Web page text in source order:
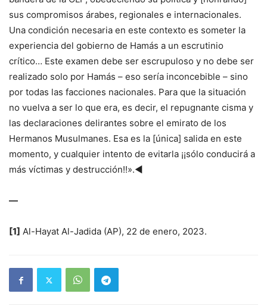
sus compromisos árabes, regionales e internacionales.
Una condición necesaria en este contexto es someter la
experiencia del gobierno de Hamás a un escrutinio
crítico… Este examen debe ser escrupuloso y no debe ser
realizado solo por Hamás – eso sería inconcebible – sino
por todas las facciones nacionales. Para que la situación
no vuelva a ser lo que era, es decir, el repugnante cisma y
las declaraciones delirantes sobre el emirato de los
Hermanos Musulmanes. Esa es la [única] salida en este
momento, y cualquier intento de evitarla ¡¡sólo conducirá a
más víctimas y destrucción!!».◄
—
[1] Al-Hayat Al-Jadida (AP), 22 de enero, 2023.